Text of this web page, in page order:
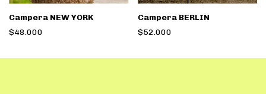
Campera NEW YORK
$48.000
Campera BERLIN
$52.000